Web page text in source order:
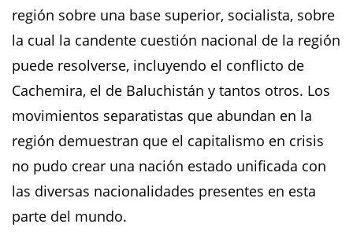
región sobre una base superior, socialista, sobre
la cual la candente cuestión nacional de la región
puede resolverse, incluyendo el conflicto de
Cachemira, el de Baluchistán y tantos otros. Los
movimientos separatistas que abundan en la
región demuestran que el capitalismo en crisis
no pudo crear una nación estado unificada con
las diversas nacionalidades presentes en esta
parte del mundo.